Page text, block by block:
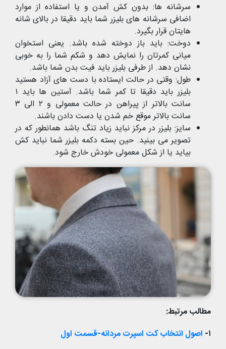
سرشانه ها: بدون کش آمدن و یا استفاده از موارد
اضافی سرشانه های بلیزر شما باید دقیقا در بالای شانه
هایتان قرار بگیرد.
دوخت: باید باز دوخته شده باشد. یعنی استخوان
میانی کمرتان را نمایش دهد و شکم شما را به خوبی
نشان دهد. از طرفی بلیزر باید فیت بدن شما باشد.
طول: وقتی در حالت ایستاده با دست های آزاد هستید
بلیزر باید دقیقا تا کمر شما باشد. آستین ها باید ۱
سانت بالاتر از پیراهن در حالت معمولی و ۲ الی ۳
سانت بالاتر موقع خم شدن یا دست دادن باشند.
سایز: بلیزر در مرکز نباید زیاد تنگ باشد همانطور که در
تصویر می بینید. حین بسته دکمه بلیزر شما نباید کش
بیاید یا از شکل معمولی خودش خارج شود.
مطالب مرتبط:
۱- اصول انتخاب کت اسپرت مردانه-قسمت اول